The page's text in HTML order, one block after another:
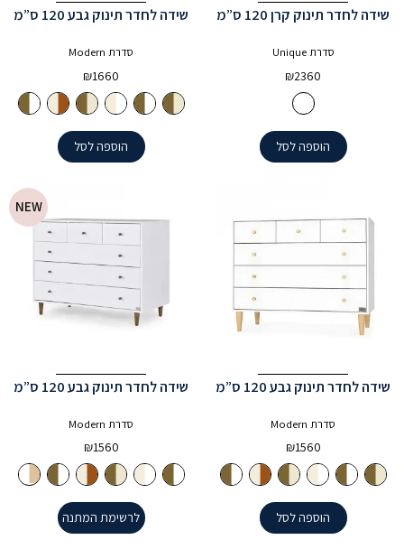
שידה לחדר תינוק קרן 120 ס”מ
סדרת Unique
₪2360
הוספה לסל
שידה לחדר תינוק גבע 120 ס”מ
סדרת Modern
₪1660
הוספה לסל
שידה לחדר תינוק גבע 120 ס”מ
סדרת Modern
₪1560
הוספה לסל
NEW
שידה לחדר תינוק גבע 120 ס”מ
סדרת Modern
₪1560
לרשימת המתנה